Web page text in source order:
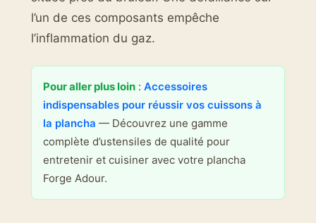
l’un de ces composants empêche
l’inflammation du gaz.
Pour aller plus loin : Accessoires
indispensables pour réussir vos cuissons à
la plancha — Découvrez une gamme
complète d’ustensiles de qualité pour
entretenir et cuisiner avec votre plancha
Forge Adour.